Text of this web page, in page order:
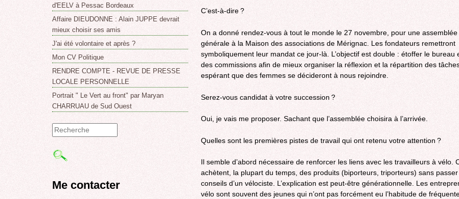
C’est-à-dire ?
On a donné rendez-vous à tout le monde le 27 novembre, pour une assemblée
générale à la Maison des associations de Mérignac. Les fondateurs remettront
symboliquement leur mandat ce jour-là. L’objectif est double : étoffer le bureau
des commissions afin de mieux organiser la réflexion et la répartition des
espérant que des femmes se décideront à nous rejoindre.
Serez-vous candidat à votre succession ?
Oui, je vais me proposer. Sachant que l’assemblée choisira à l’arrivée.
Quelles sont les premières pistes de travail qui ont retenu votre attention ?
Il semble d’abord nécessaire de renforcer les liens avec les travailleurs à vélo.
achètent, la plupart du temps, des produits (biporteurs, triporteurs) sans
conseils d’un vélociste. L’explication est peut-être générationnelle. Les
vélo sont souvent des jeunes qui n’ont pas forcément eu l’habitude de
d'EELV à Pessac Bordeaux
Affaire DIEUDONNE : Alain JUPPE devrait
mieux choisir ses amis
J'ai été volontaire et après ?
Mon CV Politique
RENDRE COMPTE - REVUE DE PRESSE
LOCALE PERSONNELLE
Portrait " Le Vert au front" par Maryan
CHARRUAU de Sud Ouest
Formulaire
de
Me contacter